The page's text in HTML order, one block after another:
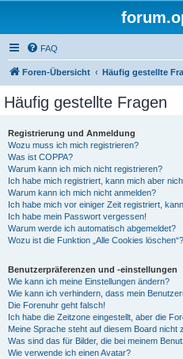
FAQ
Foren-Übersicht Häufig gestellte
Häufig gestellte Fragen
Registrierung und Anmeldung
Wozu muss ich mich registrieren?
Was ist COPPA?
Warum kann ich mich nicht registrieren?
Ich habe mich registriert, kann mich aber
Warum kann ich mich nicht anmelden?
Ich habe mich vor einiger Zeit registriert,
Ich habe mein Passwort vergessen!
Warum werde ich automatisch abgemeldet?
Wozu ist die Funktion „Alle Cookies löschen“?
Benutzerpräferenzen und -einstellungen
Wie kann ich meine Einstellungen ändern?
Wie kann ich verhindern, dass mein
Die Forenuhr geht falsch!
Ich habe die Zeitzone eingestellt, aber die
Meine Sprache steht auf diesem Board nicht
Was sind das für Bilder, die bei meinem
Wie verwende ich einen Avatar?